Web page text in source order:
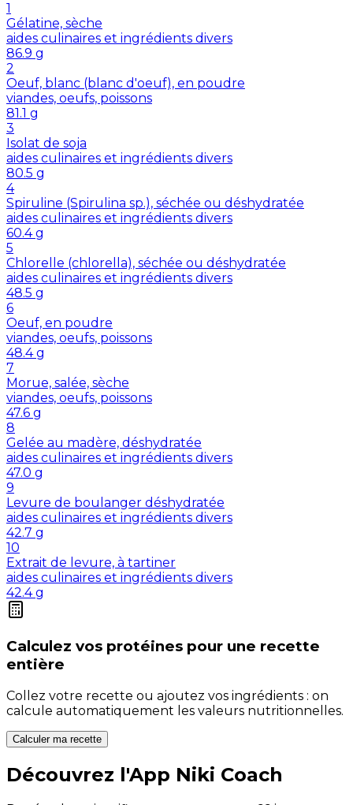
1
Gélatine, sèche
aides culinaires et ingrédients divers
86.9 g
2
Oeuf, blanc (blanc d'oeuf), en poudre
viandes, oeufs, poissons
81.1 g
3
Isolat de soja
aides culinaires et ingrédients divers
80.5 g
4
Spiruline (Spirulina sp.), séchée ou déshydratée
aides culinaires et ingrédients divers
60.4 g
5
Chlorelle (chlorella), séchée ou déshydratée
aides culinaires et ingrédients divers
48.5 g
6
Oeuf, en poudre
viandes, oeufs, poissons
48.4 g
7
Morue, salée, sèche
viandes, oeufs, poissons
47.6 g
8
Gelée au madère, déshydratée
aides culinaires et ingrédients divers
47.0 g
9
Levure de boulanger déshydratée
aides culinaires et ingrédients divers
42.7 g
10
Extrait de levure, à tartiner
aides culinaires et ingrédients divers
42.4 g
Calculez vos protéines pour une recette
entière
Collez votre recette ou ajoutez vos ingrédients : on
calcule automatiquement les valeurs nutritionnelles.
Calculer ma recette
Découvrez l'App Niki Coach